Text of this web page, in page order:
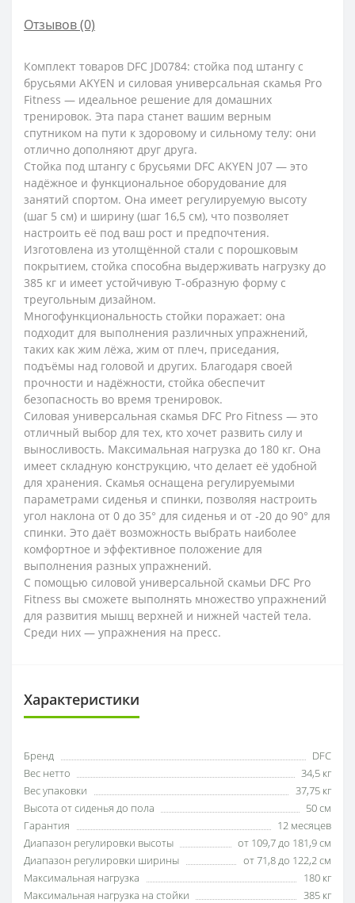
Отзывов (0)
Комплект товаров DFC JD0784: стойка под штангу с
брусьями AKYEN и силовая универсальная скамья Pro
Fitness — идеальное решение для домашних
тренировок. Эта пара станет вашим верным
спутником на пути к здоровому и сильному телу: они
отлично дополняют друг друга.
Стойка под штангу с брусьями DFC AKYEN J07 — это
надёжное и функциональное оборудование для
занятий спортом. Она имеет регулируемую высоту
(шаг 5 см) и ширину (шаг 16,5 см), что позволяет
настроить её под ваш рост и предпочтения.
Изготовлена из утолщённой стали с порошковым
покрытием, стойка способна выдерживать нагрузку до
385 кг и имеет устойчивую Т-образную форму с
треугольным дизайном.
Многофункциональность стойки поражает: она
подходит для выполнения различных упражнений,
таких как жим лёжа, жим от плеч, приседания,
подъёмы над головой и других. Благодаря своей
прочности и надёжности, стойка обеспечит
безопасность во время тренировок.
Силовая универсальная скамья DFC Pro Fitness — это
отличный выбор для тех, кто хочет развить силу и
выносливость. Максимальная нагрузка до 180 кг. Она
имеет складную конструкцию, что делает её удобной
для хранения. Скамья оснащена регулируемыми
параметрами сиденья и спинки, позволяя настроить
угол наклона от 0 до 35° для сиденья и от -20 до 90° для
спинки. Это даёт возможность выбрать наиболее
комфортное и эффективное положение для
выполнения разных упражнений.
С помощью силовой универсальной скамьи DFC Pro
Fitness вы сможете выполнять множество упражнений
для развития мышц верхней и нижней частей тела.
Среди них — упражнения на пресс.
Характеристики
Бренд
DFC
Вес нетто
34,5 кг
Вес упаковки
37,75 кг
Высота от сиденья до пола
50 см
Гарантия
12 месяцев
Диапазон регулировки высоты
от 109,7 до 181,9 см
Диапазон регулировки ширины
от 71,8 до 122,2 см
Максимальная нагрузка
180 кг
Максимальная нагрузка на стойки
385 кг